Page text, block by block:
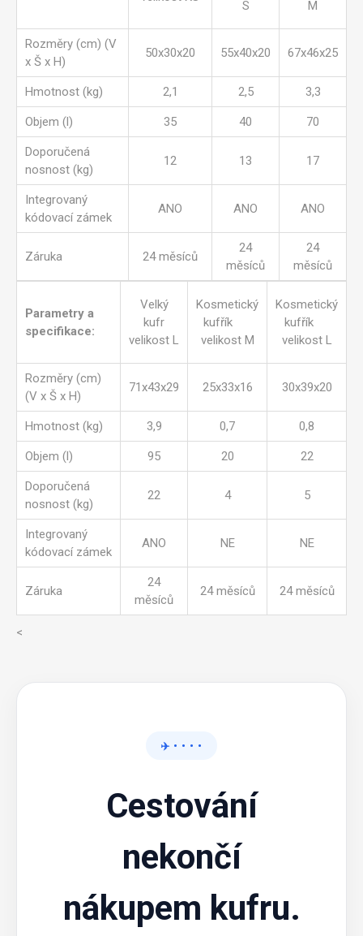
S M
Rozměry (cm) (V
x Š x H)
50x30x20 55x40x20 67x46x25
Hmotnost (kg) 2,1 2,5 3,3
Objem (l) 35 40 70
Doporučená
nosnost (kg)
12 13 17
Integrovaný
kódovací zámek
ANO ANO ANO
Záruka 24 měsíců
24
měsíců
24
měsíců
Parametry a
specifikace:
Velký
kufr
velikost L
Kosmetický
kufřík
velikost M
Kosmetický
kufřík
velikost L
Rozměry (cm)
(V x Š x H)
71x43x29 25x33x16 30x39x20
Hmotnost (kg) 3,9 0,7 0,8
Objem (l) 95 20 22
Doporučená
nosnost (kg)
22 4 5
Integrovaný
kódovací zámek
ANO NE NE
Záruka
24
měsíců
24 měsíců 24 měsíců
<
✈️ • • • •
Cestování
nekončí
nákupem kufru.